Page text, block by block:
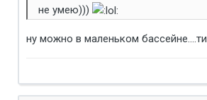
не умею)))
ну можно в маленьком